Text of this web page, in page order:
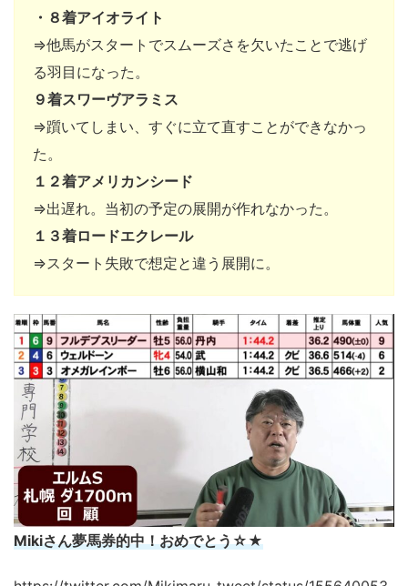
・８着アイオライト
⇒他馬がスタートでスムーズさを欠いたことで逃げ
る羽目になった。
９着スワーヴアラミス
⇒躓いてしまい、すぐに立て直すことができなかっ
た。
１２着アメリカンシード
⇒出遅れ。当初の予定の展開が作れなかった。
１３着ロードエクレール
⇒スタート失敗で想定と違う展開に。
Mikiさん夢馬券的中！おめでとう☆★